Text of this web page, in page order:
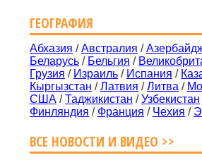
ГЕОГРАФИЯ
Абхазия /Австралия /
Беларусь / Бельгия /
Грузия / Израиль / Испания /
Кыргызстан /Латвия /Литва /
США /Таджикистан /Узбекистан
Финляндия / Франция / Чехия /
ВСЕ НОВОСТИ И ВИДЕО >>